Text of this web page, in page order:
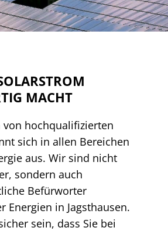
MACHT
von hochqualifizierten
sich in allen Bereichen
aus. Wir sind nicht
sondern auch
Befürworter
Energien in Jagsthausen.
sein, dass Sie bei